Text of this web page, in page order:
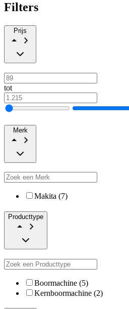
Filters
Prijs
tot
Merk
Makita (7)
Producttype
Boormachine (5)
Kernboormachine (2)